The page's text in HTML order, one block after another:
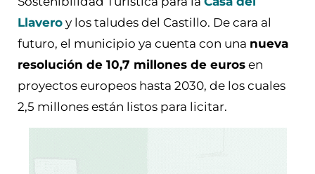
Llavero y los taludes del Castillo. De cara al
futuro, el municipio ya cuenta con una nueva
resolución de 10,7 millones de euros en
proyectos europeos hasta 2030, de los cuales
2,5 millones están listos para licitar.